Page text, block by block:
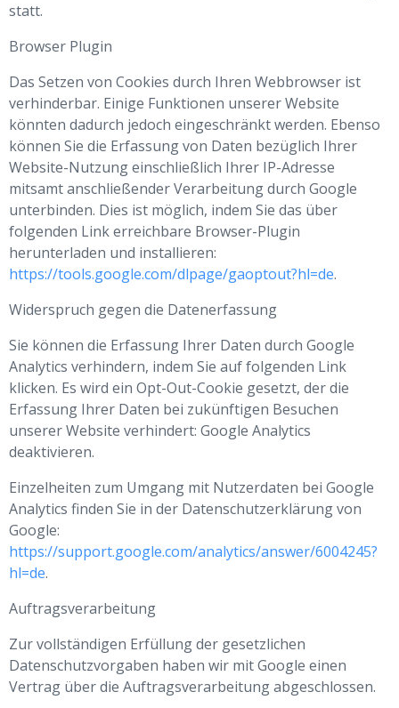
statt.
Browser Plugin
Das Setzen von Cookies durch Ihren Webbrowser ist
verhinderbar. Einige Funktionen unserer Website
könnten dadurch jedoch eingeschränkt werden. Ebenso
können Sie die Erfassung von Daten bezüglich Ihrer
Website-Nutzung einschließlich Ihrer IP-Adresse
mitsamt anschließender Verarbeitung durch Google
unterbinden. Dies ist möglich, indem Sie das über
folgenden Link erreichbare Browser-Plugin
herunterladen und installieren:
https://tools.google.com/dlpage/gaoptout?hl=de.
Widerspruch gegen die Datenerfassung
Sie können die Erfassung Ihrer Daten durch Google
Analytics verhindern, indem Sie auf folgenden Link
klicken. Es wird ein Opt-Out-Cookie gesetzt, der die
Erfassung Ihrer Daten bei zukünftigen Besuchen
unserer Website verhindert: Google Analytics
deaktivieren.
Einzelheiten zum Umgang mit Nutzerdaten bei Google
Analytics finden Sie in der Datenschutzerklärung von
Google:
https://support.google.com/analytics/answer/6004245?
hl=de.
Auftragsverarbeitung
Zur vollständigen Erfüllung der gesetzlichen
Datenschutzvorgaben haben wir mit Google einen
Vertrag über die Auftragsverarbeitung abgeschlossen.